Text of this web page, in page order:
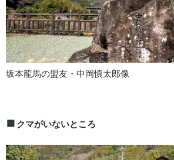
坂本龍馬の盟友・中岡慎太郎像
クマがいないところ